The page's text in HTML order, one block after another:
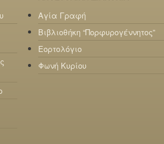
Αγία Γραφή
Βιβλιοθήκη “Πορφυρογέννητος”
Εορτολόγιο
Φωνή Κυρίου